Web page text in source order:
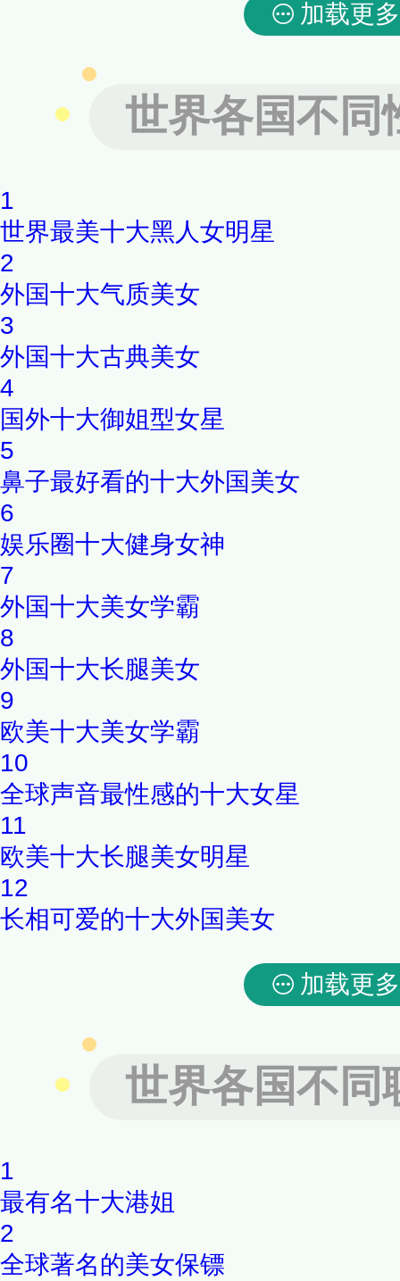
加载更多
世界各国不同
1
世界最美十大黑人女明星
2
外国十大气质美女
3
外国十大古典美女
4
国外十大御姐型女星
5
鼻子最好看的十大外国美女
6
娱乐圈十大健身女神
7
外国十大美女学霸
8
外国十大长腿美女
9
欧美十大美女学霸
10
全球声音最性感的十大女星
11
欧美十大长腿美女明星
12
长相可爱的十大外国美女
加载更多
世界各国不同
1
最有名十大港姐
2
全球著名的美女保镖